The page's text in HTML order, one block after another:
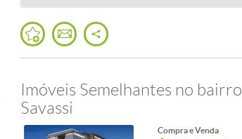
Imóveis Semelhantes no bairro
Savassi
Compra e Venda